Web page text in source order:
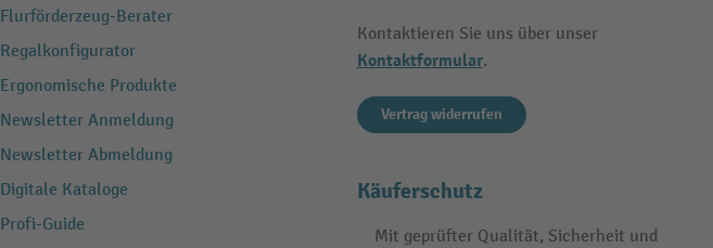
Flurförderzeug-Berater
Regalkonfigurator
Ergonomische Produkte
Newsletter Anmeldung
Newsletter Abmeldung
Digitale Kataloge
Profi-Guide
Kontaktieren Sie uns über unser
Kontaktformular.
Vertrag widerrufen
Käuferschutz
Mit geprüfter Qualität, Sicherheit und